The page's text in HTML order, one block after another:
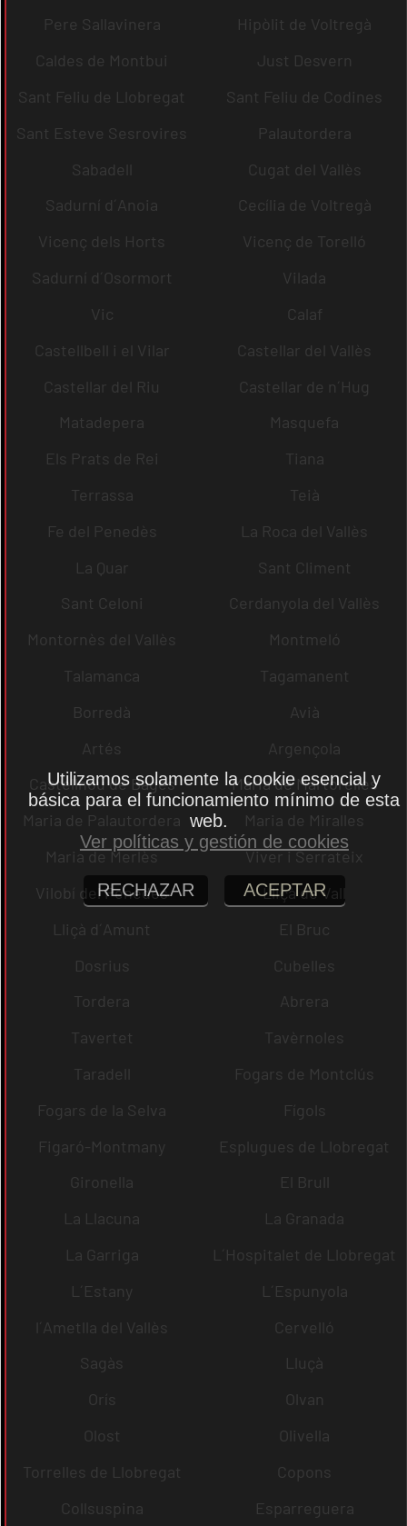
Pere Sallavinera
Hipòlit de Voltregà
Caldes de Montbui
Just Desvern
Sant Feliu de Llobregat
Sant Feliu de Codines
Sant Esteve Sesrovires
Palautordera
Sabadell
Cugat del Vallès
Sadurní d´Anoia
Cecília de Voltregà
Vicenç dels Horts
Vicenç de Torelló
Sadurní d´Osormort
Vilada
Vic
Calaf
Castellbell i el Vilar
Castellar del Vallès
Castellar del Riu
Castellar de n´Hug
Matadepera
Masquefa
Els Prats de Rei
Tiana
Terrassa
Teià
Fe del Penedès
La Roca del Vallès
La Quar
Sant Climent
Sant Celoni
Cerdanyola del Vallès
Montornès del Vallès
Montmeló
Talamanca
Tagamanent
Borredà
Avià
Artés
Argençola
Castellnou de Bages
Maria de Martorelles
Maria de Palautordera
Maria de Miralles
Maria de Merlès
Viver i Serrateix
Vilobí del Penedès
Lliçà de Vall
Lliçà d´Amunt
El Bruc
Dosrius
Cubelles
Tordera
Abrera
Tavertet
Tavèrnoles
Taradell
Fogars de Montclús
Fogars de la Selva
Fígols
Figaró-Montmany
Esplugues de Llobregat
Gironella
El Brull
La Llacuna
La Granada
La Garriga
L´Hospitalet de Llobregat
L´Estany
L´Espunyola
l´Ametlla del Vallès
Cervelló
Sagàs
Lluçà
Orís
Olvan
Olost
Olivella
Torrelles de Llobregat
Copons
Collsuspina
Esparreguera
Utilizamos solamente la cookie esencial y
básica para el funcionamiento mínimo de esta
web.
Ver políticas y gestión de cookies
RECHAZAR ACEPTAR